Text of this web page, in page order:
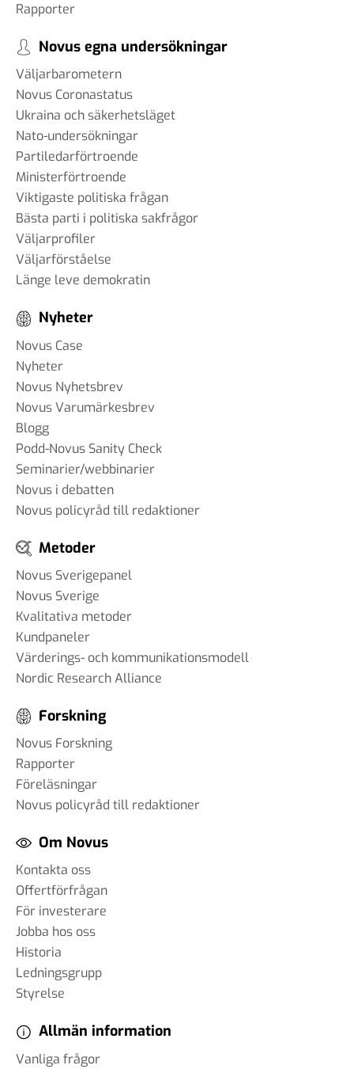
Rapporter
Novus egna undersökningar
Väljarbarometern
Novus Coronastatus
Ukraina och säkerhetsläget
Nato-undersökningar
Partiledarförtroende
Ministerförtroende
Viktigaste politiska frågan
Bästa parti i politiska sakfrågor
Väljarprofiler
Väljarförståelse
Länge leve demokratin
Nyheter
Novus Case
Nyheter
Novus Nyhetsbrev
Novus Varumärkesbrev
Blogg
Podd-Novus Sanity Check
Seminarier/webbinarier
Novus i debatten
Novus policyråd till redaktioner
Metoder
Novus Sverigepanel
Novus Sverige
Kvalitativa metoder
Kundpaneler
Värderings- och kommunikationsmodell
Nordic Research Alliance
Forskning
Novus Forskning
Rapporter
Föreläsningar
Novus policyråd till redaktioner
Om Novus
Kontakta oss
Offertförfrågan
För investerare
Jobba hos oss
Historia
Ledningsgrupp
Styrelse
Allmän information
Vanliga frågor